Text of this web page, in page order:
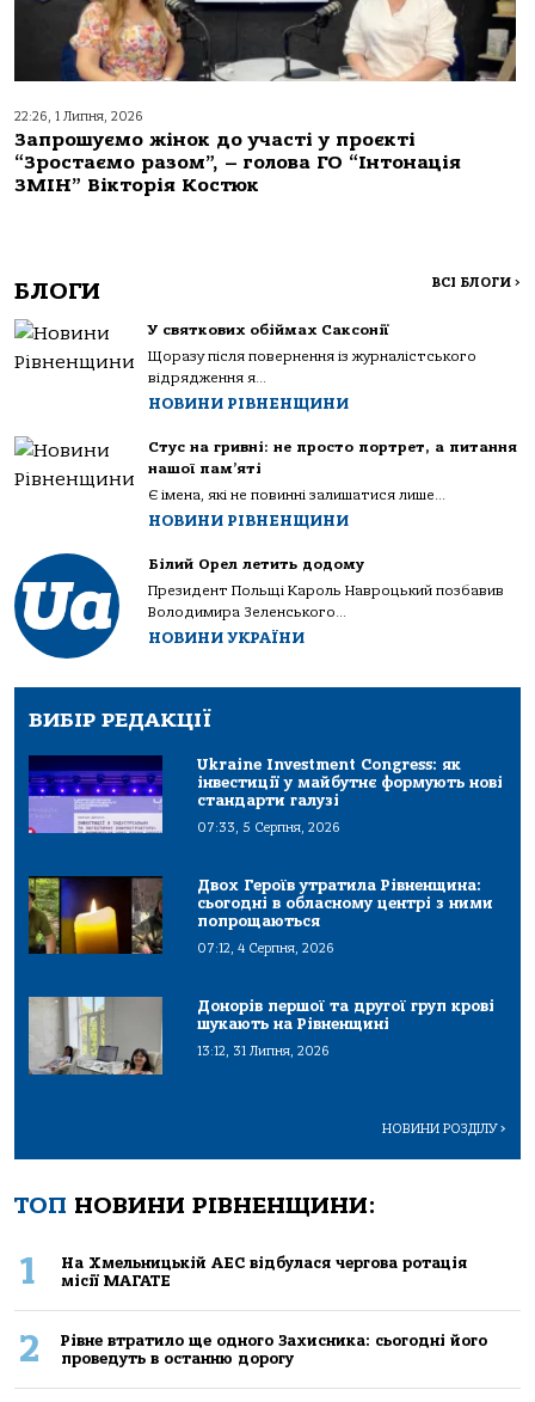
22:26, 1 Липня, 2026
Запрошуємо жінок до участі у проєкті
“Зростаємо разом”, – голова ГО “Інтонація
ЗМІН” Вікторія Костюк
БЛОГИ ВСІ БЛОГИ >
У святкових обіймах Саксонії
Щоразу після повернення із журналістського
відрядження я...
НОВИНИ РІВНЕНЩИНИ
Стус на гривні: не просто портрет, а питання
нашої пам’яті
Є імена, які не повинні залишатися лише...
НОВИНИ РІВНЕНЩИНИ
Білий Орел летить додому
Президент Польщі Кароль Навроцький позбавив
Володимира Зеленського...
НОВИНИ УКРАЇНИ
ВИБІР РЕДАКЦІЇ
Ukraine Investment Congress: як
інвестиції у майбутнє формують нові
стандарти галузі
07:33, 5 Серпня, 2026
Двох Героїв утратила Рівненщина:
сьогодні в обласному центрі з ними
попрощаються
07:12, 4 Серпня, 2026
Донорів першої та другої груп крові
шукають на Рівненщині
13:12, 31 Липня, 2026
НОВИНИ РОЗДІЛУ>
ТОП НОВИНИ РІВНЕНЩИНИ:
1
На Хмельницькій АЕС відбулася чергова ротація
місії МАГАТЕ
2
Рівне втратило ще одного Захисника: сьогодні його
проведуть в останню дорогу